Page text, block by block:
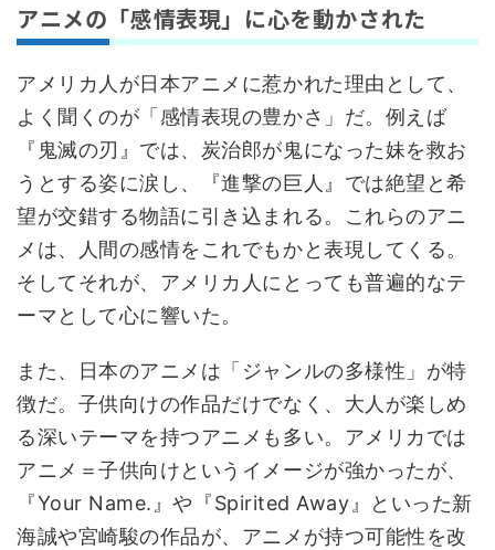
アニメの「感情表現」に心を動かされた
アメリカ人が日本アニメに惹かれた理由として、
よく聞くのが「感情表現の豊かさ」だ。例えば
『鬼滅の刃』では、炭治郎が鬼になった妹を救お
うとする姿に涙し、『進撃の巨人』では絶望と希
望が交錯する物語に引き込まれる。これらのアニ
メは、人間の感情をこれでもかと表現してくる。
そしてそれが、アメリカ人にとっても普遍的なテ
ーマとして心に響いた。
また、日本のアニメは「ジャンルの多様性」が特
徴だ。子供向けの作品だけでなく、大人が楽しめ
る深いテーマを持つアニメも多い。アメリカでは
アニメ＝子供向けというイメージが強かったが、
『Your Name.』や『Spirited Away』といった新
海誠や宮崎駿の作品が、アニメが持つ可能性を改